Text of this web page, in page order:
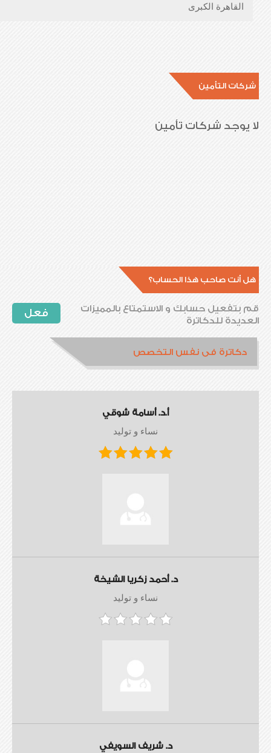
القاهرة الكبرى
شركات التأمين
لا يوجد شركات تأمين
هل أنت صاحب هذا الحساب؟
فعل
قم بتفعيل حسابك و الاستمتاع بالمميزات
العديدة للدكاترة
دكاترة فى نفس التخصص
أ.د. أسامة شوقي
نساء و توليد
د. أحمد زكريا الشيخة
نساء و توليد
د. شريف السويفي